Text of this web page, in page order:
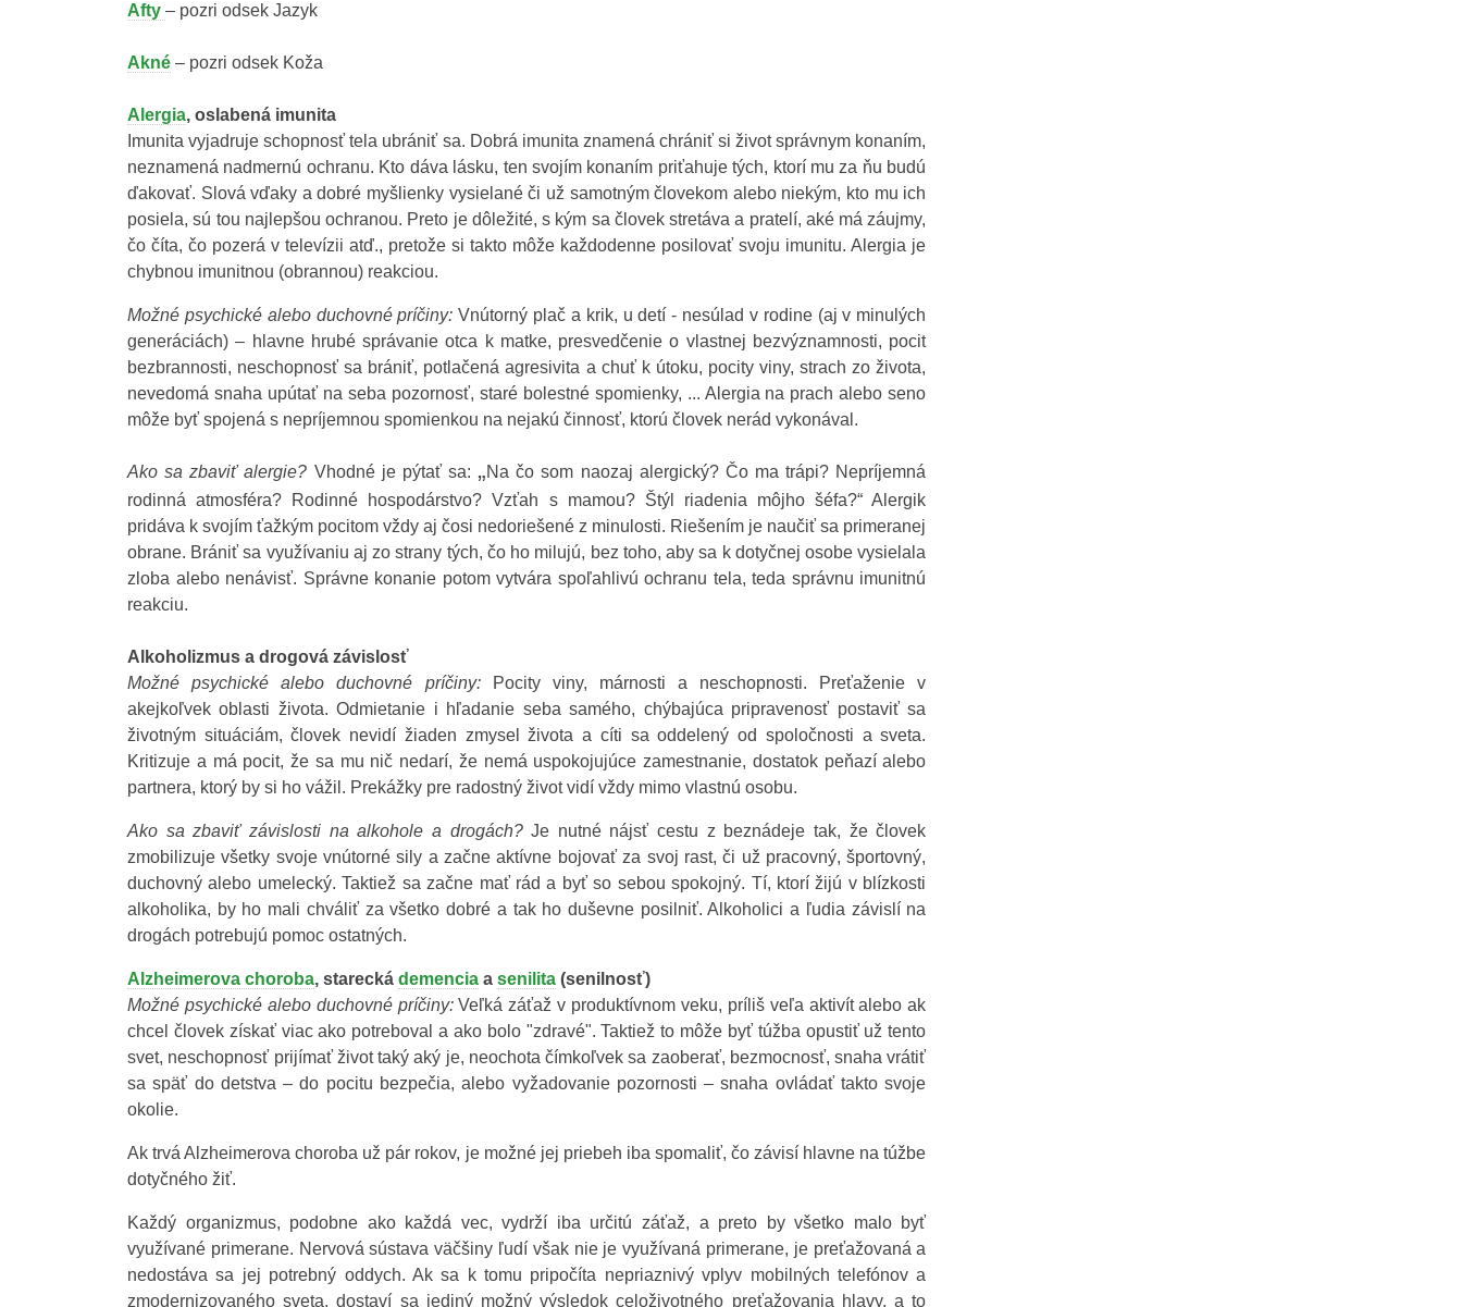
Afty – pozri odsek Jazyk
Akné – pozri odsek Koža
Alergia, oslabená imunita
Imunita vyjadruje schopnosť tela ubrániť sa. Dobrá imunita znamená chrániť si život správnym konaním,
neznamená nadmernú ochranu. Kto dáva lásku, ten svojím konaním priťahuje tých, ktorí mu za ňu budú
ďakovať. Slová vďaky a dobré myšlienky vysielané či už samotným človekom alebo niekým, kto mu ich
posiela, sú tou najlepšou ochranou. Preto je dôležité, s kým sa človek stretáva a pratelí, aké má záujmy,
čo číta, čo pozerá v televízii atď., pretože si takto môže každodenne posilovať svoju imunitu. Alergia je
chybnou imunitnou (obrannou) reakciou.
Možné psychické alebo duchovnépríčiny: Vnútorný plač a krik, u detí - nesúlad v rodine (aj v minulých
generáciách) – hlavne hrubé správanie otca k matke, presvedčenie o vlastnej bezvýznamnosti, pocit
bezbrannosti, neschopnosť sa brániť, potlačená agresivita a chuť k útoku, pocity viny, strach zo života,
nevedomá snaha upútať na seba pozornosť, staré bolestné spomienky, ... Alergia na prach alebo seno
môže byť spojená s nepríjemnou spomienkou na nejakú činnosť, ktorú človek nerád vykonával.
Ako sa zbaviť alergie? Vhodné je pýtať sa: „Na čo som naozaj alergický? Čo ma trápi? Nepríjemná
rodinná atmosféra? Rodinné hospodárstvo? Vzťah s mamou? Štýl riadenia môjho šéfa?“ Alergik
pridáva k svojím ťažkým pocitom vždy aj čosi nedoriešené z minulosti. Riešením je naučiť sa primeranej
obrane. Brániť sa využívaniu aj zo strany tých, čo ho milujú, bez toho, aby sa k dotyčnej osobe vysielala
zloba alebo nenávisť. Správne konanie potom vytvára spoľahlivú ochranu tela, teda správnu imunitnú
reakciu.
Alkoholizmus a drogová závislosť
Možnépsychické alebo duchovné príčiny:Pocity viny, márnosti a neschopnosti. Preťaženie v
akejkoľvek oblasti života. Odmietanie i hľadanie seba samého, chýbajúca pripravenosť postaviť sa
životným situáciám, človek nevidí žiaden zmysel života a cíti sa oddelený od spoločnosti a sveta.
Kritizuje a má pocit, že sa mu nič nedarí, že nemá uspokojujúce zamestnanie, dostatok peňazí alebo
partnera, ktorý by si ho vážil. Prekážky pre radostný život vidí vždy mimo vlastnú osobu.
Ako sa zbaviť závislosti na alkohole a drogách?Je nutné nájsť cestu z beznádeje tak, že človek
zmobilizuje všetky svoje vnútorné sily a začne aktívne bojovať za svoj rast, či už pracovný, športovný,
duchovný alebo umelecký. Taktiež sa začne mať rád a byť so sebou spokojný. Tí, ktorí žijú v blízkosti
alkoholika, by ho mali chváliť za všetko dobré a tak ho duševne posilniť. Alkoholici a ľudia závislí na
drogách potrebujú pomoc ostatných.
Alzheimerova choroba, starecká demencia a senilita (senilnosť)
Možné psychické alebo duchovné príčiny:Veľká záťaž v produktívnom veku, príliš veľa aktivít alebo ak
chcel človek získať viac ako potreboval a ako bolo "zdravé". Taktiež to môže byť túžba opustiť už tento
svet, neschopnosť prijímať život taký aký je, neochota čímkoľvek sa zaoberať, bezmocnosť, snaha vrátiť
sa späť do detstva – do pocitu bezpečia, alebo vyžadovanie pozornosti – snaha ovládať takto svoje
okolie.
Ak trvá Alzheimerova choroba už pár rokov, je možné jej priebeh iba spomaliť, čo závisí hlavne na túžbe
dotyčného žiť.
Každý organizmus, podobne ako každá vec, vydrží iba určitú záťaž, a preto by všetko malo byť
využívané primerane. Nervová sústava väčšiny ľudí však nie je využívaná primerane, je preťažovaná a
nedostáva sa jej potrebný oddych. Ak sa k tomu pripočíta nepriaznivý vplyv mobilných telefónov a
zmodernizovaného sveta, dostaví sa jediný možný výsledok celoživotného preťažovania hlavy, a to